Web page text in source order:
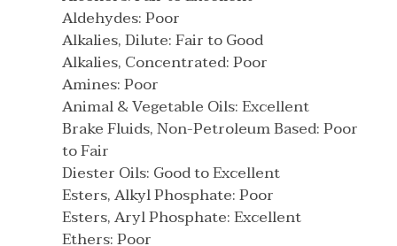
Aldehydes: Poor
Alkalies, Dilute: Fair to Good
Alkalies, Concentrated: Poor
Amines: Poor
Animal & Vegetable Oils: Excellent
Brake Fluids, Non-Petroleum Based: Poor
to Fair
Diester Oils: Good to Excellent
Esters, Alkyl Phosphate: Poor
Esters, Aryl Phosphate: Excellent
Ethers: Poor